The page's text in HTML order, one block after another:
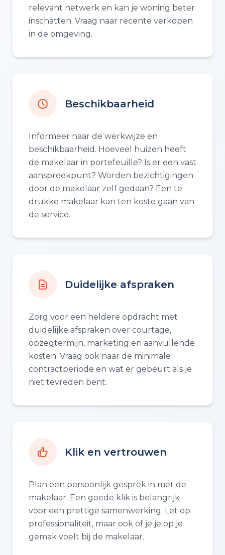
relevant netwerk en kan je woning beter
inschatten. Vraag naar recente verkopen
in de omgeving.
Beschikbaarheid
Informeer naar de werkwijze en
beschikbaarheid. Hoeveel huizen heeft
de makelaar in portefeuille? Is er een vast
aanspreekpunt? Worden bezichtigingen
door de makelaar zelf gedaan? Een te
drukke makelaar kan ten koste gaan van
de service.
Duidelijke afspraken
Zorg voor een heldere opdracht met
duidelijke afspraken over courtage,
opzegtermijn, marketing en aanvullende
kosten. Vraag ook naar de minimale
contractperiode en wat er gebeurt als je
niet tevreden bent.
Klik en vertrouwen
Plan een persoonlijk gesprek in met de
makelaar. Een goede klik is belangrijk
voor een prettige samenwerking. Let op
professionaliteit, maar ook of je je op je
gemak voelt bij de makelaar.